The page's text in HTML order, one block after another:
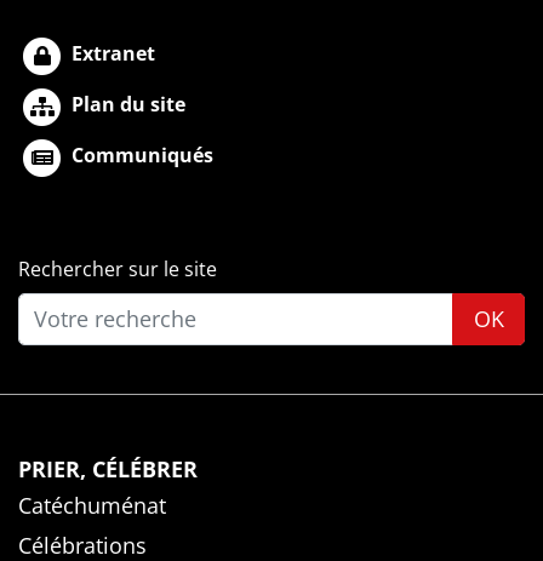
Extranet
Plan du site
Communiqués
Rechercher sur le site
OK
PRIER, CÉLÉBRER
Catéchuménat
Célébrations